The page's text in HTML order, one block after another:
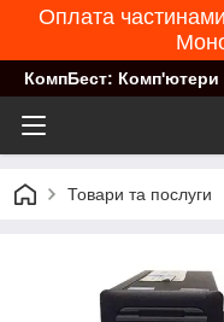
Оплата
КомпБест: Комп'ютери
Товари та послуги